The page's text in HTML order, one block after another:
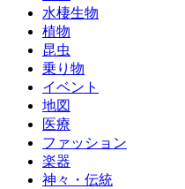
水棲生物
植物
昆虫
乗り物
イベント
地図
医療
ファッション
楽器
神々・伝統